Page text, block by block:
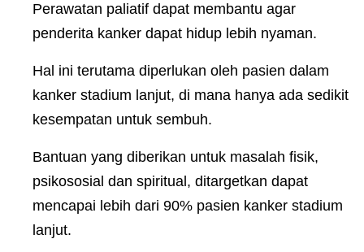
Perawatan paliatif dapat membantu agar
penderita kanker dapat hidup lebih nyaman.
Hal ini terutama diperlukan oleh pasien dalam
kanker stadium lanjut, di mana hanya ada sedikit
kesempatan untuk sembuh.
Bantuan yang diberikan untuk masalah fisik,
psikososial dan spiritual, ditargetkan dapat
mencapai lebih dari 90% pasien kanker stadium
lanjut.